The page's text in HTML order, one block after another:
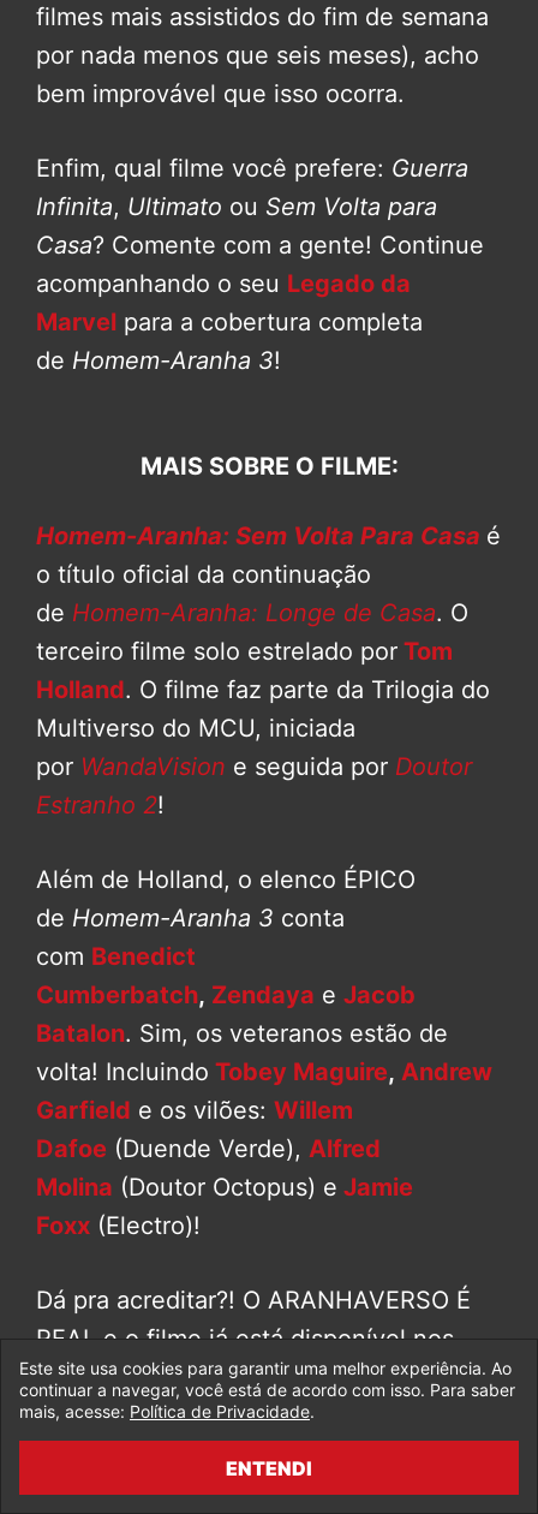
filmes mais assistidos do fim de semana
por nada menos que seis meses), acho
bem improvável que isso ocorra.
Enfim, qual filme você prefere: Guerra
Infinita, Ultimato ou Sem Volta para
Casa? Comente com a gente! Continue
acompanhando o seu Legado da
Marvel para a cobertura completa
de Homem-Aranha 3!
MAIS SOBRE O FILME:
Homem-Aranha: Sem Volta Para Casa é
o título oficial da continuação
de Homem-Aranha: Longe de Casa. O
terceiro filme solo estrelado por Tom
Holland. O filme faz parte da Trilogia do
Multiverso do MCU, iniciada
por WandaVision e seguida por Doutor
Estranho 2!
Além de Holland, o elenco ÉPICO
de Homem-Aranha 3 conta
com Benedict
Cumberbatch, Zendaya e Jacob
Batalon. Sim, os veteranos estão de
volta! Incluindo Tobey Maguire, Andrew
Garfield e os vilões: Willem
Dafoe (Duende Verde), Alfred
Molina (Doutor Octopus) e Jamie
Foxx (Electro)!
Dá pra acreditar?! O ARANHAVERSO É
REAL e o filme já está disponível nos
cinemas emIMAX 3D, 3D, e também em
2D. É realmente o melhor filme do
críticaCLICANDO AQUI!
Este site usa cookies para garantir uma melhor experiência. Ao
continuar a navegar, você está de acordo com isso. Para saber
mais, acesse: Política de Privacidade.
ENTENDI